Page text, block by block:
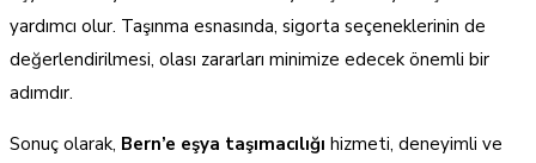
yardımcı olur. Taşınma esnasında, sigorta seçeneklerinin de
değerlendirilmesi, olası zararları minimize edecek önemli bir
adımdır.
Sonuç olarak, Bern’e eşya taşımacılığı hizmeti, deneyimli ve